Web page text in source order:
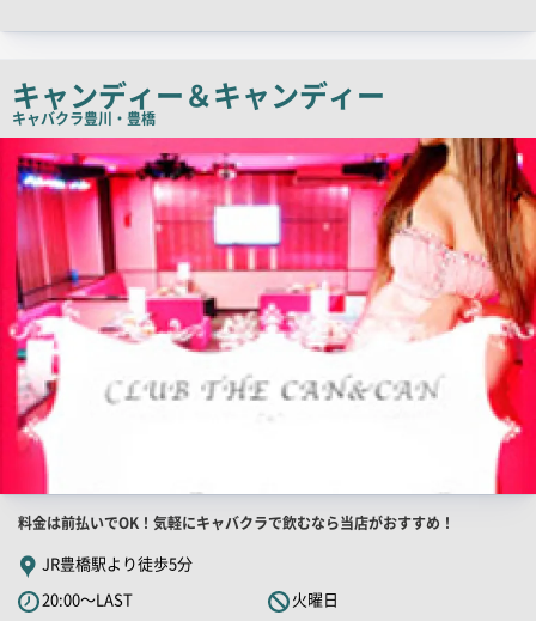
コ
ピ
ー
キャンディー＆キャンディー
キャバクラ豊川・豊橋
店
PR
店
舗
PR
キ
料金は前払いでOK！気軽にキャバクラで飲むなら当店がおすすめ！
JR豊橋駅より徒歩5分
20:00～LAST
火曜日